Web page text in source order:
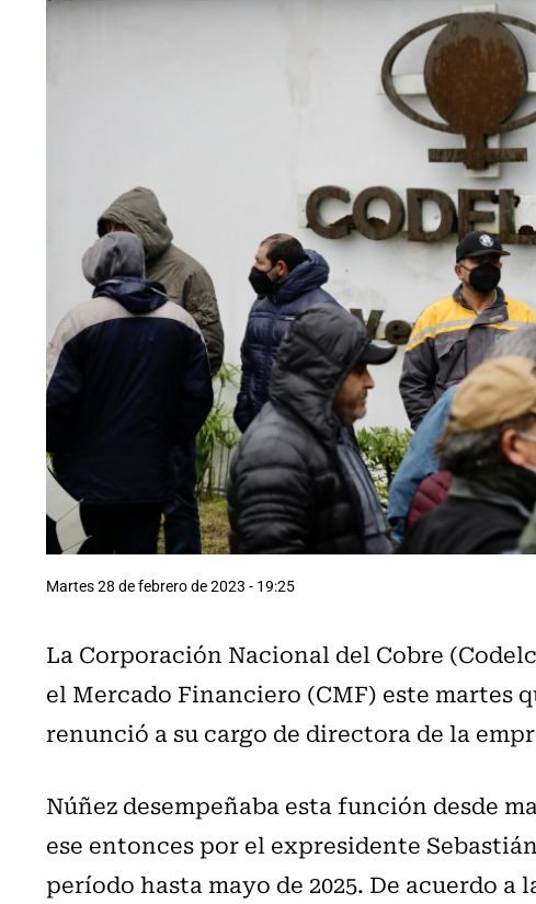
Martes 28 de febrero de 2023 - 19:25
La Corporación Nacional del Cobre
el Mercado Financiero (CMF) este martes
renunció a su cargo de directora de la
Núñez desempeñaba esta función desde
ese entonces por el expresidente
período hasta mayo de 2025. De acuerdo a